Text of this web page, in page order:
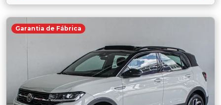
Garantia de Fábrica